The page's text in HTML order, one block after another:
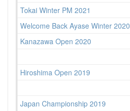
Tokai Winter PM 2021
Welcome Back Ayase Winter 2020
Kanazawa Open 2020
Hiroshima Open 2019
Japan Championship 2019